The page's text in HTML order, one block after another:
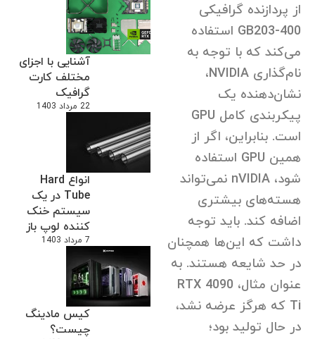
آشنایی با اجزای
مختلف کارت
گرافیک
22 مرداد 1403
انواع Hard
Tube در یک
سیستم خنک
کننده لوپ باز
7 مرداد 1403
کیس مادینگ
چیست؟
از پردازنده گرافیکی
GB203-400 استفاده
می‌کند که با توجه به
نام‌گذاری NVIDIA،
نشان‌دهنده یک
پیکربندی کامل GPU
است. بنابراین، اگر از
همین GPU استفاده
شود، nVIDIA نمی‌تواند
هسته‌های بیشتری
اضافه کند. باید توجه
داشت که این‌ها همچنان
در حد شایعه هستند. به
عنوان مثال، RTX 4090
Ti که هرگز عرضه نشد،
در حال تولید بود؛